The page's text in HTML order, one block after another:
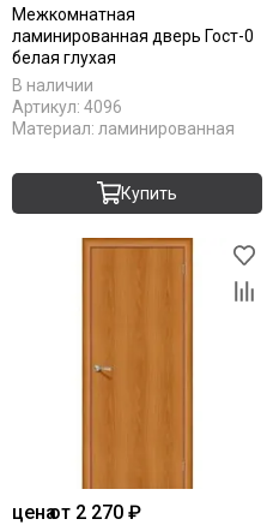
Межкомнатная
ламинированная дверь Гост-0
белая глухая
В наличии
Артикул: 4096
Материал: ламинированная
Купить
ценаот 2 270 ₽